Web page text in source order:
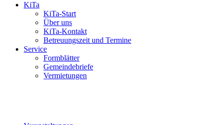
KiTa
KiTa-Start
Über uns
KiTa-Kontakt
Betreuungszeit und Termine
Service
Formblätter
Gemeindebriefe
Vermietungen